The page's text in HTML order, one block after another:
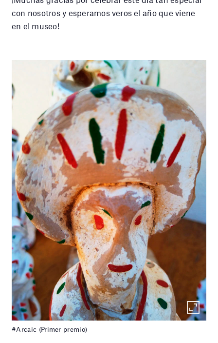
con nosotros y esperamos veros el año que viene
en el museo!
#Arcaic (Primer premio)